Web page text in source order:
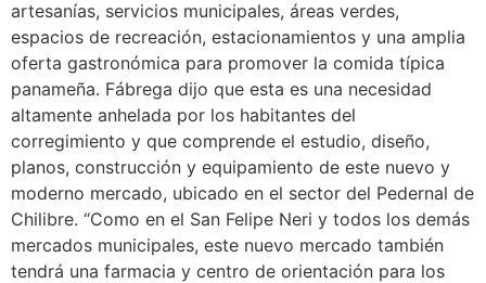
artesanías, servicios municipales, áreas verdes,
espacios de recreación, estacionamientos y una amplia
oferta gastronómica para promover la comida típica
panameña. Fábrega dijo que esta es una necesidad
altamente anhelada por los habitantes del
corregimiento y que comprende el estudio, diseño,
planos, construcción y equipamiento de este nuevo y
moderno mercado, ubicado en el sector del Pedernal de
Chilibre. “Como en el San Felipe Neri y todos los demás
mercados municipales, este nuevo mercado también
tendrá una farmacia y centro de orientación para los